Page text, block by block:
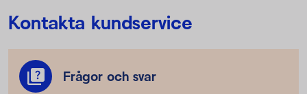
Kontakta kundservice
Frågor och svar